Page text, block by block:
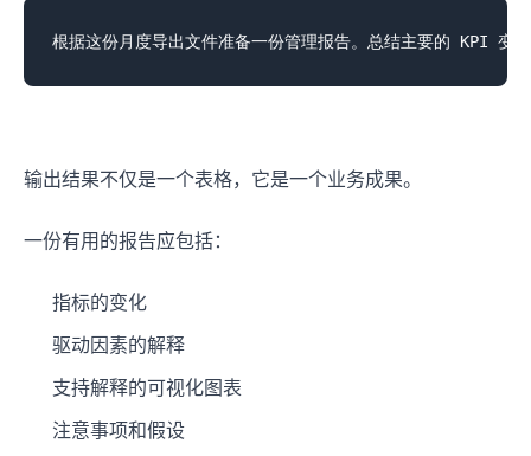
输出结果不仅是一个表格，它是一个业务成果。
一份有用的报告应包括：
指标的变化
驱动因素的解释
支持解释的可视化图表
注意事项和假设